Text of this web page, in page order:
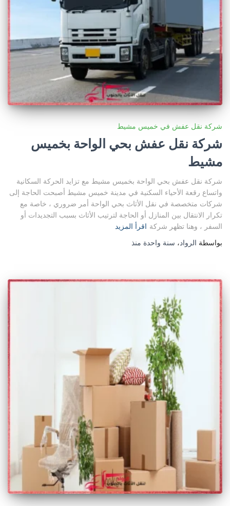
شركة نقل عفش في خميس مشيط
شركة نقل عفش بحي الواحة بخميس
مشيط
شركة نقل عفش بحي الواحة بخميس مشيط مع تزايد الحركة السكانية
واتساع رقعة الأحياء السكنية في مدينة خميس مشيط أصبحت الحاجة إلى
شركات متخصصة في نقل الأثاث بحي الواحة أمر ضروري ، خاصة مع
تكرار الانتقال بين المنازل أو الحاجة لترتيب الأثاث بسبب التجديدات أو
السفر ، وهنا تظهر شركة اقرأ المزيد
بواسطة الرواد، سنة واحدة منذ